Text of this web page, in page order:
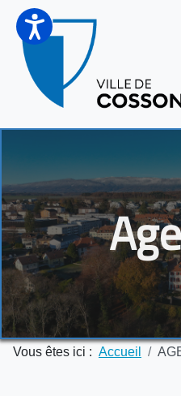
Vous êtes ici : Accueil